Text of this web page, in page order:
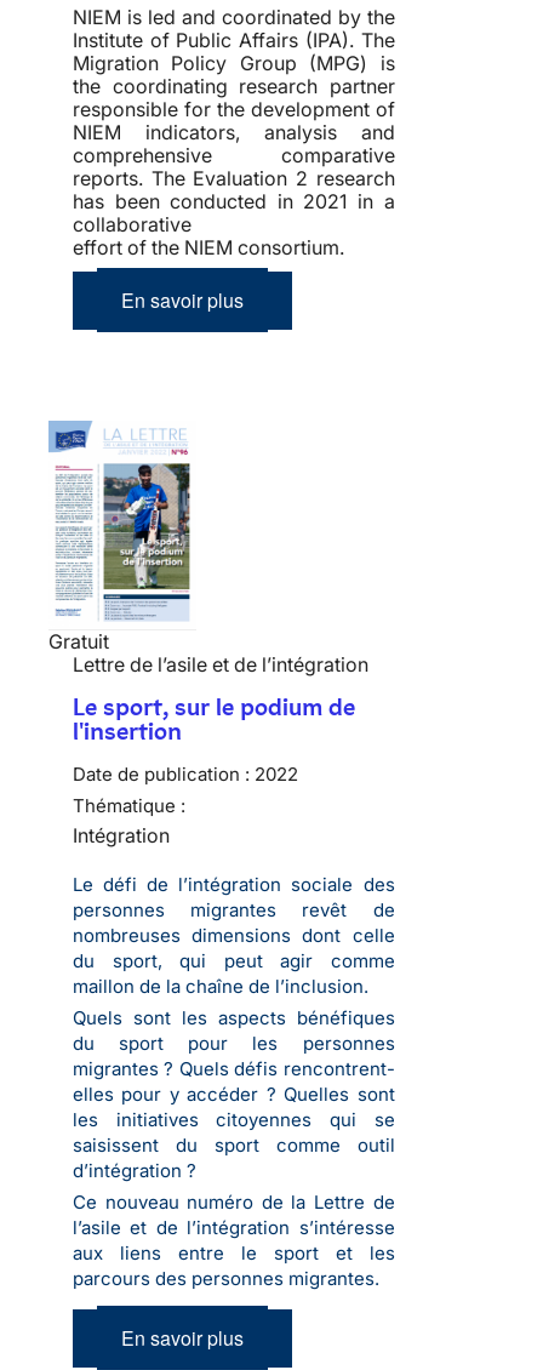
NIEM is led and coordinated by the
Institute of Public Affairs (IPA). The
Migration Policy Group (MPG) is
the coordinating research partner
responsible for the development of
NIEM indicators, analysis and
comprehensive comparative
reports. The Evaluation 2 research
has been conducted in 2021 in a
collaborative
effort of the NIEM consortium.
En savoir plus
Gratuit
Lettre de l’asile et de l’intégration
Le sport, sur le podium de
l'insertion
Date de publication : 2022
Thématique :
Intégration
Le défi de l’intégration sociale des
personnes migrantes revêt de
nombreuses dimensions dont celle
du sport, qui peut agir comme
maillon de la chaîne de l’inclusion.
Quels sont les aspects bénéfiques
du sport pour les personnes
migrantes ? Quels défis rencontrent-
elles pour y accéder ? Quelles sont
les initiatives citoyennes qui se
saisissent du sport comme outil
d’intégration ?
Ce nouveau numéro de la Lettre de
l’asile et de l’intégration s’intéresse
aux liens entre le sport et les
parcours des personnes migrantes.
En savoir plus